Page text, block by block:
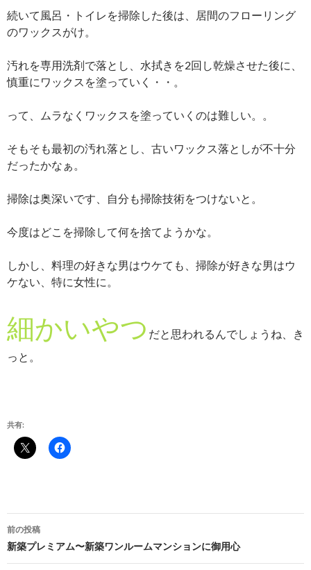
続いて風呂・トイレを掃除した後は、居間のフローリング
のワックスがけ。
汚れを専用洗剤で落とし、水拭きを2回し乾燥させた後に、
慎重にワックスを塗っていく・・。
って、ムラなくワックスを塗っていくのは難しい。。
そもそも最初の汚れ落とし、古いワックス落としが不十分
だったかなぁ。
掃除は奥深いです、自分も掃除技術をつけないと。
今度はどこを掃除して何を捨てようかな。
しかし、料理の好きな男はウケても、掃除が好きな男はウ
ケない、特に女性に。
細かいやつ だと思われるんでしょうね、き
っと。
共有:
投
稿
前の投稿
新築プレミアム〜新築ワンルームマンションに御用心